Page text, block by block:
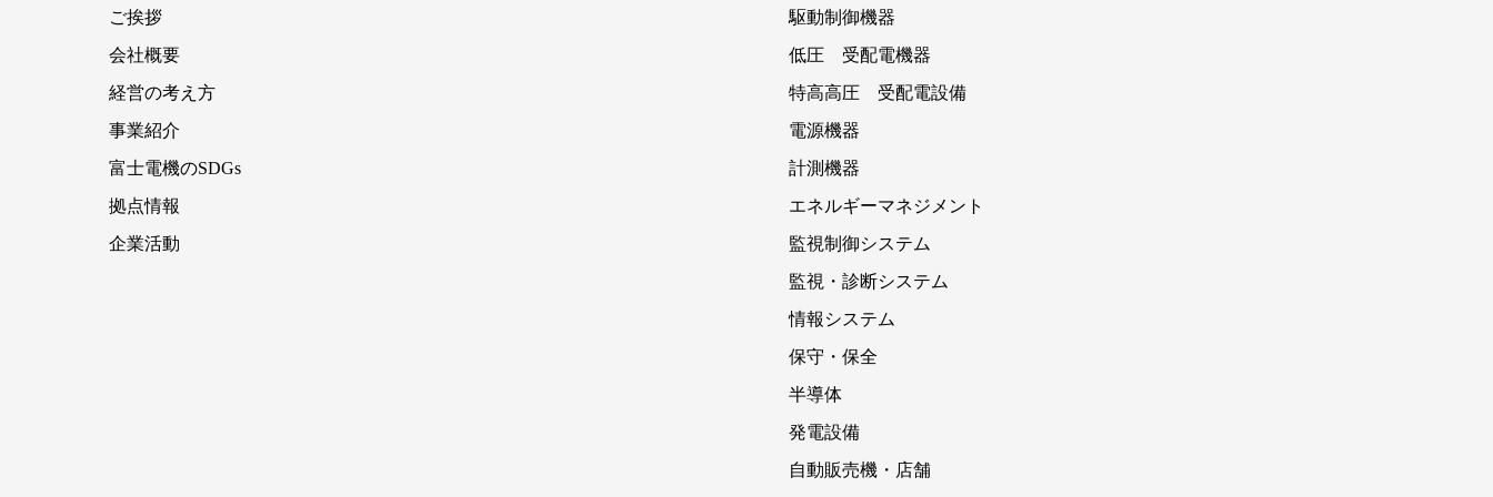
ご挨拶
会社概要
経営の考え方
事業紹介
富士電機のSDGs
拠点情報
企業活動
駆動制御機器
低圧 受配電機器
特高高圧 受配電設備
電源機器
計測機器
エネルギーマネジメント
監視制御システム
監視・診断システム
情報システム
保守・保全
半導体
発電設備
自動販売機・店舗